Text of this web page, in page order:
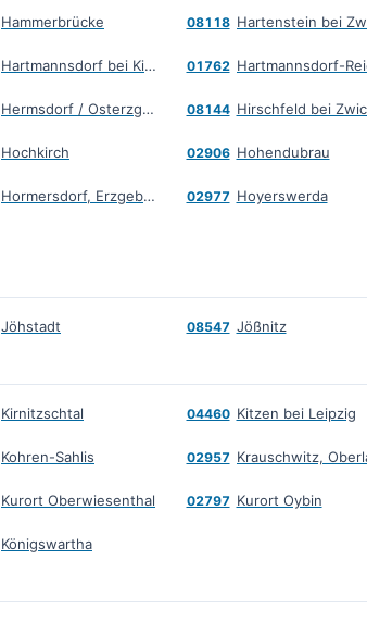
Hammerbrücke 08118
Hartmannsdorf bei Kirchberg 01762
Hermsdorf / Osterzgebirge 08144 Hirschfeld bei
Hochkirch 02906 Hohendubrau
Hormersdorf, Erzgebirge 02977 Hoyerswerda
Jöhstadt 08547 Jößnitz
Kirnitzschtal 04460 Kitzen bei Leipzig
Kohren-Sahlis 02957
Kurort Oberwiesenthal 02797 Kurort Oybin
Königswartha